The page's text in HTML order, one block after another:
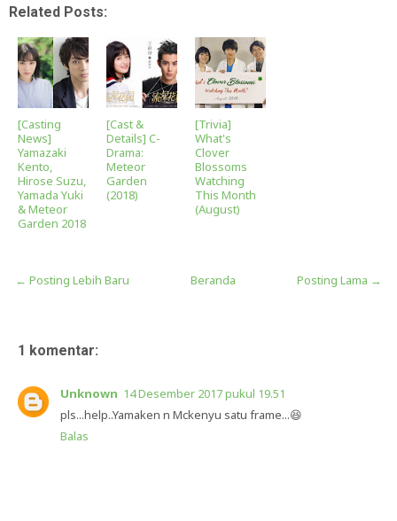
Related Posts:
[Casting
News]
Yamazaki
Kento,
Hirose Suzu,
Yamada Yuki
& Meteor
Garden 2018
[Cast &
Details] C-
Drama:
Meteor
Garden
(2018)
[Trivia]
What's
Clover
Blossoms
Watching
This Month
(August)
← Posting Lebih Baru Posting Lama →
Beranda
1 komentar:
Unknown 14 Desember 2017 pukul 19.51
pls...help..Yamaken n Mckenyu satu frame...😆
Balas